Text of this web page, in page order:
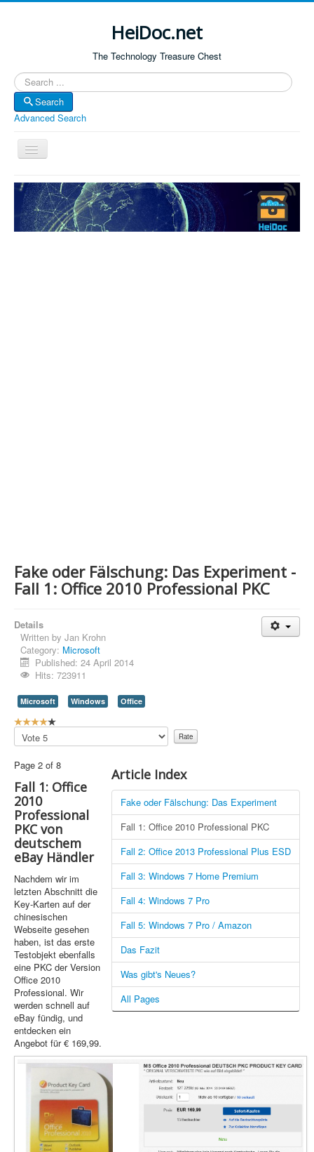
HeiDoc.net
The Technology Treasure Chest
Search
Search
Advanced Search
Toggle
Navigation
Home
About Us
Technology & Science
Fake oder Fälschung: Das Experiment -
Fall 1: Office 2010 Professional PKC
Details
Written by Jan Krohn
Category: Microsoft
Published: 24 April 2014
Hits: 723911
Microsoft Windows Office
U
s
e
R
a
t
i
n
g
:
/
5
Please
Rate
Article Index
Fake oder Fälschung: Das Experiment
Fall 1: Office 2010 Professional PKC
Fall 2: Office 2013 Professional Plus ESD
Fall 3: Windows 7 Home Premium
Fall 4: Windows 7 Pro
Fall 5: Windows 7 Pro / Amazon
Das Fazit
Was gibt's Neues?
All Pages
Page 2 of 8
Fall 1: Office
2010
Professional
PKC von
deutschem
eBay Händler
Nachdem wir im
letzten Abschnitt die
Key-Karten auf der
chinesischen
Webseite gesehen
haben, ist das erste
Testobjekt ebenfalls
eine PKC der Version
Office 2010
Professional. Wir
werden schnell auf
eBay fündig, und
entdecken ein
Angebot für € 169,99.